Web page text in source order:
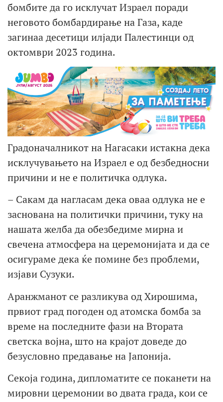
бомбите да го исклучат Израел поради
неговото бомбардирање на Газа, каде
загинаа десетици илјади Палестинци од
октомври 2023 година.
Градоначалникот на Нагасаки истакна дека
исклучувањето на Израел е од безбедносни
причини и не е политичка одлука.
– Сакам да нагласам дека оваа одлука не е
заснована на политички причини, туку на
нашата желба да обезбедиме мирна и
свечена атмосфера на церемонијата и да се
осигураме дека ќе помине без проблеми,
изјави Сузуки.
Аранжманот се разликува од Хирошима,
првиот град погоден од атомска бомба за
време на последните фази на Втората
светска војна, што на крајот доведе до
безусловно предавање на Јапонија.
Секоја година, дипломатите се поканети на
мировни церемонии во двата града, кои се